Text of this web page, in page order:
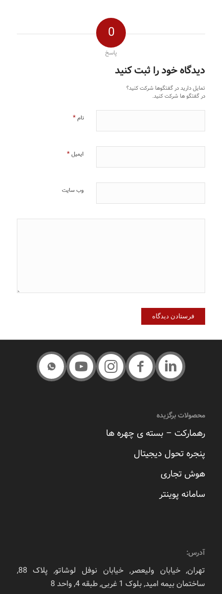
0
پاسخ
دیدگاه خود را ثبت کنید
تمایل دارید در گفتگوها شرکت کنید؟
در گفتگو ها شرکت کنید.
نام*
ایمیل*
وب‌ سایت
محصولات برگزیده
رهمارکت – بسته ی چهره ها
پنجره تحول دیجیتال
هوش تجاری
سامانه پوینتر
آدرس:
تهران, خیابان ولیعصر, خیابان نوفل لوشاتو, پلاک 88,
ساختمان بیمه امید, بلوک 1 غربی, طبقه 4, واحد 8